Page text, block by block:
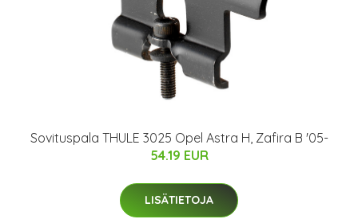
Sovituspala THULE 3025 Opel Astra H, Zafira B '05-
54.19 EUR
LISÄTIETOJA